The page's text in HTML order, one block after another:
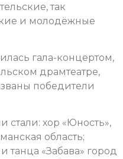
так
и молодёжные
гала-концертом,
драмтеатре,
победители
стали: хор «Юность»,
область;
танца «Забава» город